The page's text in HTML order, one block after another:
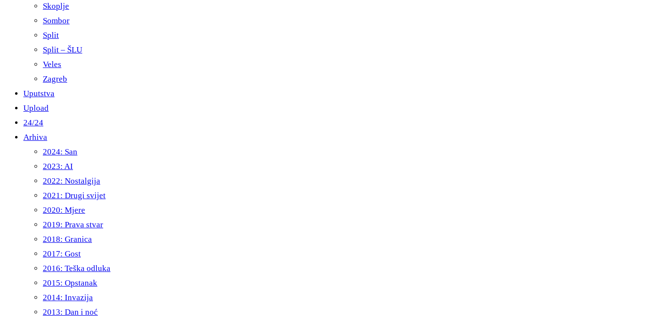
Skoplje
Sombor
Split
Split – ŠLU
Veles
Zagreb
Uputstva
Upload
24/24
Arhiva
2024: San
2023: AI
2022: Nostalgija
2021: Drugi svijet
2020: Mjere
2019: Prava stvar
2018: Granica
2017: Gost
2016: Teška odluka
2015: Opstanak
2014: Invazija
2013: Dan i noć